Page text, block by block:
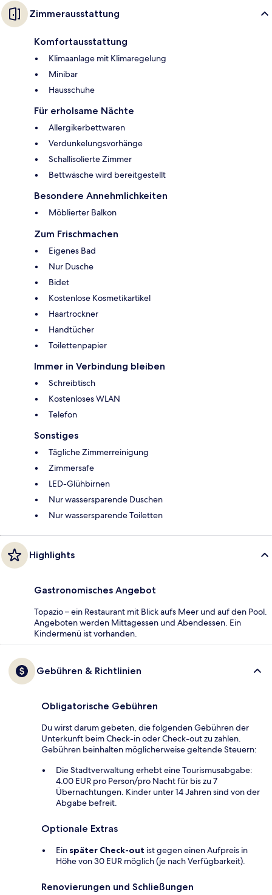
Zimmerausstattung
Komfortausstattung
Klimaanlage mit Klimaregelung
Minibar
Hausschuhe
Für erholsame Nächte
Allergikerbettwaren
Verdunkelungsvorhänge
Schallisolierte Zimmer
Bettwäsche wird bereitgestellt
Besondere Annehmlichkeiten
Möblierter Balkon
Zum Frischmachen
Eigenes Bad
Nur Dusche
Bidet
Kostenlose Kosmetikartikel
Haartrockner
Handtücher
Toilettenpapier
Immer in Verbindung bleiben
Schreibtisch
Kostenloses WLAN
Telefon
Sonstiges
Tägliche Zimmerreinigung
Zimmersafe
LED-Glühbirnen
Nur wassersparende Duschen
Nur wassersparende Toiletten
Highlights
Gastronomisches Angebot
Topazio – ein Restaurant mit Blick aufs Meer und auf den Pool.
Angeboten werden Mittagessen und Abendessen. Ein
Kindermenü ist vorhanden.
Gebühren & Richtlinien
Obligatorische Gebühren
Du wirst darum gebeten, die folgenden Gebühren der
Unterkunft beim Check-in oder Check-out zu zahlen.
Gebühren beinhalten möglicherweise geltende Steuern:
Die Stadtverwaltung erhebt eine Tourismusabgabe:
4.00 EUR pro Person/pro Nacht für bis zu 7
Übernachtungen. Kinder unter 14 Jahren sind von der
Abgabe befreit.
Optionale Extras
Ein später Check-out ist gegen einen Aufpreis in
Höhe von 30 EUR möglich (je nach Verfügbarkeit).
Renovierungen und Schließungen